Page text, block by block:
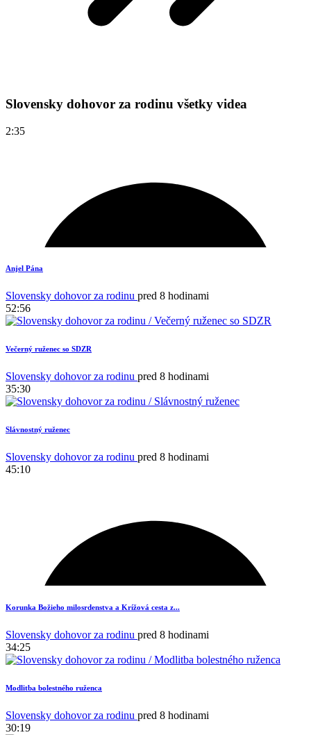
Slovensky dohovor za rodinu všetky videa
2:35
Anjel Pána
Slovensky dohovor za rodinu pred 8 hodinami
52:56
Večerný ruženec so SDZR
Slovensky dohovor za rodinu pred 8 hodinami
35:30
Slávnostný ruženec
Slovensky dohovor za rodinu pred 8 hodinami
45:10
Korunka Božieho milosrdenstva a Krížová cesta z...
Slovensky dohovor za rodinu pred 8 hodinami
34:25
Modlitba bolestného ruženca
Slovensky dohovor za rodinu pred 8 hodinami
30:19